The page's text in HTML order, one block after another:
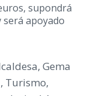
supondrá
apoyado
Gema
Turismo,